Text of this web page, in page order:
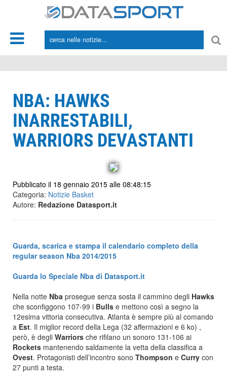
NBA: HAWKS
INARRESTABILI,
WARRIORS DEVASTANTI
Pubblicato il 18 gennaio 2015 alle 08:48:15
Categoria: Notizie Basket
Autore: Redazione Datasport.it
Guarda, scarica e stampa il calendario completo della
regular season Nba 2014/2015
Guarda lo Speciale Nba di Datasport.it
Nella notte Nba prosegue senza sosta il cammino degli Hawks
che sconfiggono 107-99 i Bulls e mettono così a segno la
12esima vittoria consecutiva. Atlanta è sempre più al comando
a Est. Il miglior record della Lega (32 affermazioni e 6 ko) ,
però, è degli Warriors che rifilano un sonoro 131-106 ai
Rockets mantenendo saldamente la vetta della classifica a
Ovest. Protagonisti dell’incontro sono Thompson e Curry con
27 punti a testa.